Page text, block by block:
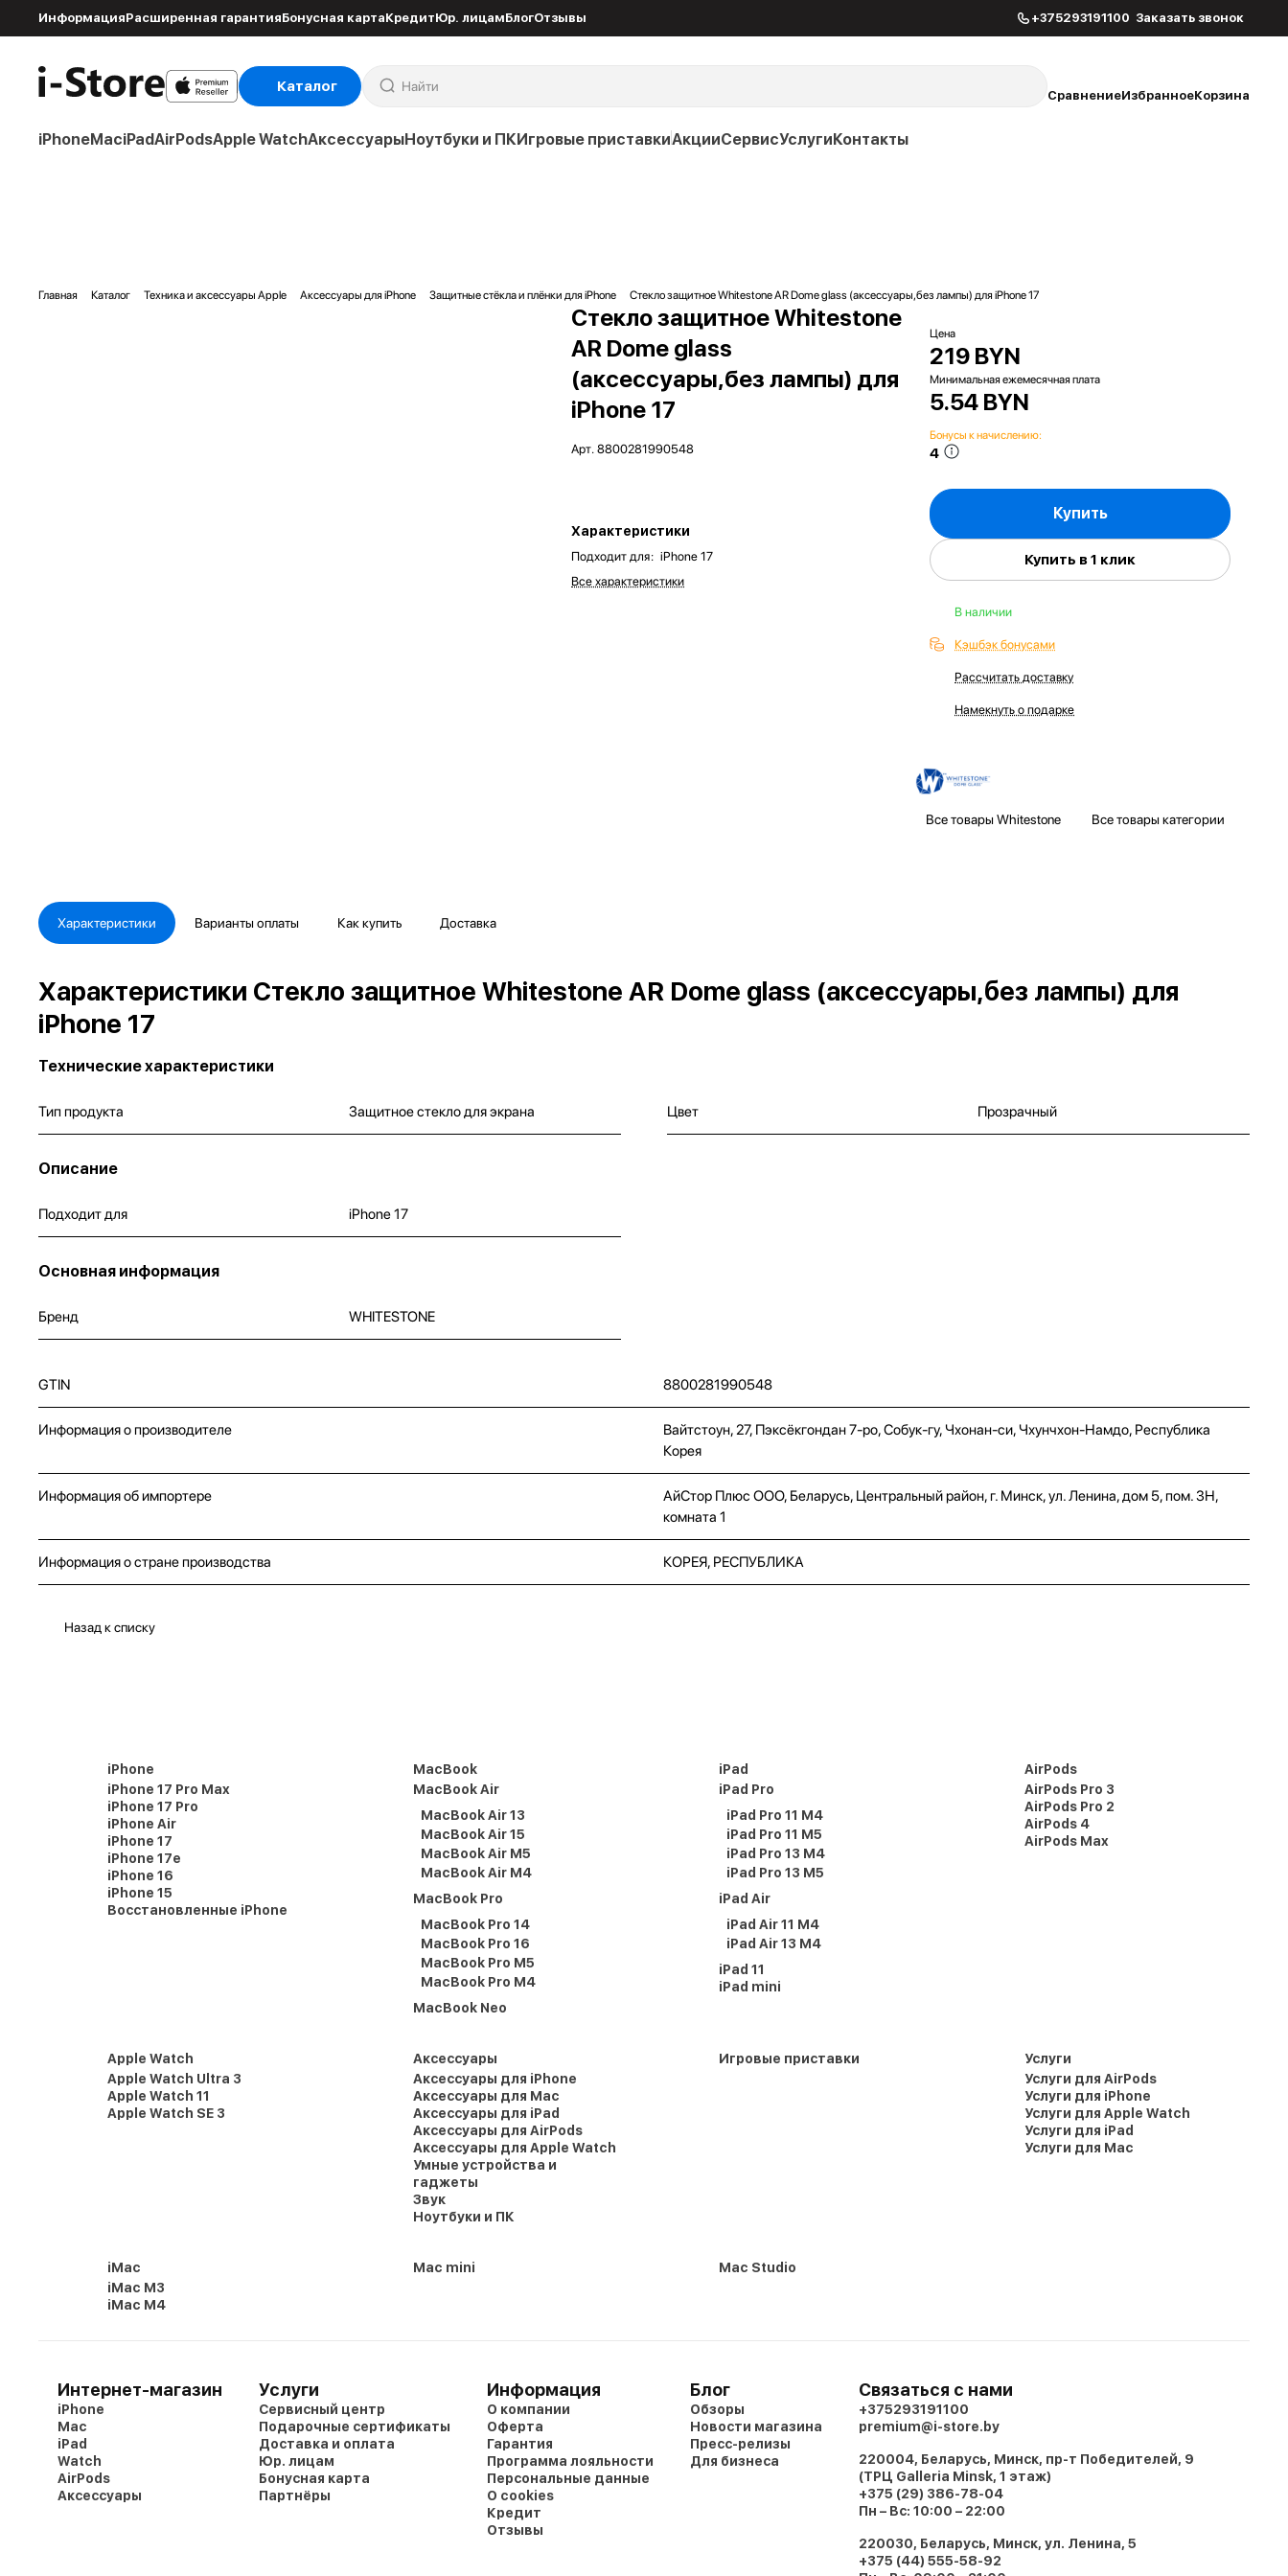
ИнформацияРасширенная гарантияБонусная картаКредитЮр. лицамБлогОтзывы +375293191100 Заказать звонок
Каталог
СравнениеИзбранноеКорзина
iPhoneMaciPadAirPodsApple WatchАксессуарыНоутбуки и ПКИгровые приставкиАкцииСервисУслугиКонтакты
Главная Каталог Техника и аксессуары Apple Аксессуары для iPhone Защитные стёкла и плёнки для iPhone Стекло защитное Whitestone AR Dome glass (аксессуары,без лампы) для iPhone 17
Стекло защитное Whitestone
AR Dome glass
(аксессуары,без лампы) для
iPhone 17
Арт.8800281990548
Характеристики
Подходит для: iPhone 17
Все характеристики
Цена
219 BYN
Минимальная ежемесячная плата
5.54 BYN
Бонусы к начислению:
4
Купить
Купить в 1 клик
В наличии
Кэшбэк бонусами
Рассчитать доставку
Намекнуть о подарке
Все товары Whitestone Все товары категории
Характеристики Варианты оплаты Как купить Доставка
Характеристики Стекло защитное Whitestone AR Dome glass (аксессуары,без лампы) для
iPhone 17
Технические характеристики
Тип продукта Защитное стекло для экрана Цвет Прозрачный
Описание
Подходит для iPhone 17
Основная информация
Бренд WHITESTONE
GTIN 8800281990548
Информация о производителе
Вайтстоун, 27, Пэксёкгондан 7-ро, Собук-гу, Чхонан-си, Чхунчхон-Намдо, Республика
Корея
Информация об импортере
АйСтор Плюс ООО, Беларусь, Центральный район, г. Минск, ул. Ленина, дом 5, пом. 3Н,
комната 1
Информация о стране производства КОРЕЯ, РЕСПУБЛИКА
Назад к списку
iPhone
iPhone 17 Pro Max
iPhone 17 Pro
iPhone Air
iPhone 17
iPhone 17e
iPhone 16
iPhone 15
Восстановленные iPhone
MacBook
MacBook Air
MacBook Air 13
MacBook Air 15
MacBook Air M5
MacBook Air M4
MacBook Pro
MacBook Pro 14
MacBook Pro 16
MacBook Pro M5
MacBook Pro M4
MacBook Neo
iPad
iPad Pro
iPad Pro 11 M4
iPad Pro 11 M5
iPad Pro 13 M4
iPad Pro 13 M5
iPad Air
iPad Air 11 M4
iPad Air 13 M4
iPad 11
iPad mini
AirPods
AirPods Pro 3
AirPods Pro 2
AirPods 4
AirPods Max
Apple Watch
Apple Watch Ultra 3
Apple Watch 11
Apple Watch SE 3
Аксессуары
Аксессуары для iPhone
Аксессуары для Mac
Аксессуары для iPad
Аксессуары для AirPods
Аксессуары для Apple Watch
Умные устройства и
гаджеты
Звук
Ноутбуки и ПК
Игровые приставки
Услуги
Услуги для AirPods
Услуги для iPhone
Услуги для Apple Watch
Услуги для iPad
Услуги для Mac
iMac
iMac M3
iMac M4
Mac mini Mac Studio
Интернет-магазин
iPhone
Mac
iPad
Watch
AirPods
Аксессуары
Услуги
Сервисный центр
Подарочные сертификаты
Доставка и оплата
Юр. лицам
Бонусная карта
Партнёры
Информация
О компании
Оферта
Гарантия
Программа лояльности
Персональные данные
О cookies
Кредит
Отзывы
Блог
Обзоры
Новости магазина
Пресс-релизы
Для бизнеса
Связаться с нами
+375293191100
premium@i-store.by
220004, Беларусь, Минск, пр-т Победителей, 9
(ТРЦ Galleria Minsk, 1 этаж)
+375 (29) 386-78-04
Пн – Вс: 10:00 – 22:00
220030, Беларусь, Минск, ул. Ленина, 5
+375 (44) 555-58-92